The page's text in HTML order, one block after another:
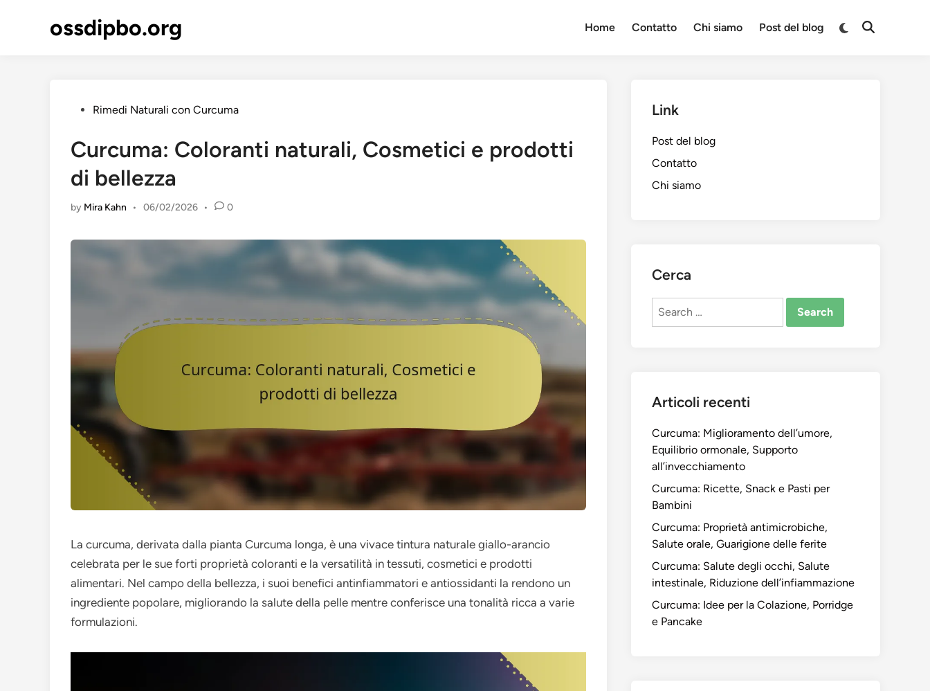
ossdipbo.org Home Contatto Chi siamo Post del blog
Switch
Open
PostedRimedi Naturali con Curcuma
Curcuma: Coloranti naturali, Cosmetici e prodotti
di bellezza
by Mira Kahn • 06/02/2026 • 0
La curcuma, derivata dalla pianta Curcuma longa, è una vivace tintura naturale giallo-arancio
celebrata per le sue forti proprietà coloranti e la versatilità in tessuti, cosmetici e prodotti
alimentari. Nel campo della bellezza, i suoi benefici antinfiammatori e antiossidanti la rendono un
ingrediente popolare, migliorando la salute della pelle mentre conferisce una tonalità ricca a varie
formulazioni.
Link
Post del blog
Contatto
Chi siamo
Cerca
Search
Articoli recenti
Curcuma: Miglioramento dell’umore,
Equilibrio ormonale, Supporto
all’invecchiamento
Curcuma: Ricette, Snack e Pasti per
Bambini
Curcuma: Proprietà antimicrobiche,
Salute orale, Guarigione delle ferite
Curcuma: Salute degli occhi, Salute
intestinale, Riduzione dell’infiammazione
Curcuma: Idee per la Colazione, Porridge
e Pancake